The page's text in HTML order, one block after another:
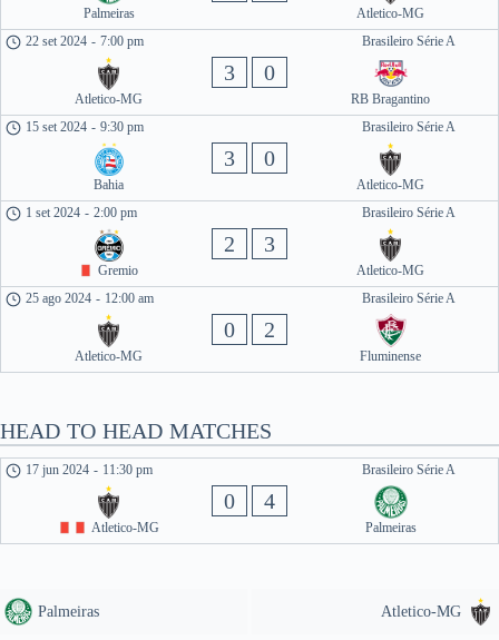
Palmeiras
Atletico-MG
Brasileiro Série A
22 set 2024 - 7:00 pm
Atletico-MG
3 0
RB Bragantino
Brasileiro Série A
15 set 2024 - 9:30 pm
Bahia
3 0
Atletico-MG
Brasileiro Série A
1 set 2024 - 2:00 pm
Gremio
2 3
Atletico-MG
Brasileiro Série A
25 ago 2024 - 12:00 am
Atletico-MG
0 2
Fluminense
HEAD TO HEAD MATCHES
Brasileiro Série A
17 jun 2024 - 11:30 pm
Atletico-MG
0 4
Palmeiras
Palmeiras Atletico-MG